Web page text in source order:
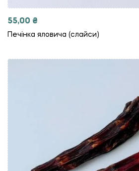
55,00 ₴
Печінка яловича (слайси)